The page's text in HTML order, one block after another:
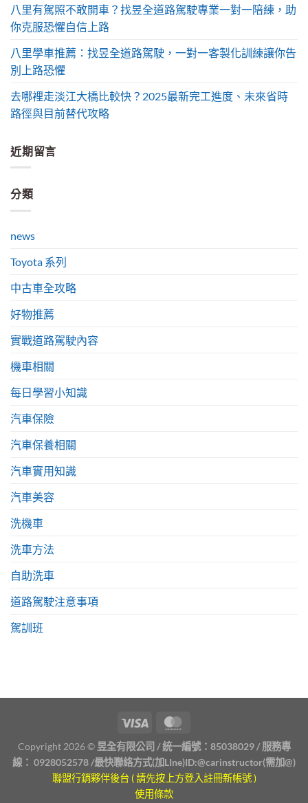
八里有駕照不敢開車？找昱全道路駕駛專業一對一陪練，助
你克服恐懼自信上路
八里學車推薦：找昱全道路駕駛，一對一客製化訓練讓你告
別上路恐懼
去哪裡走淡江大橋比較快？2025最新完工進度、未來省時
路徑與目前替代攻略
近期留言
分類
news
Toyota 系列
中古車全攻略
好物推薦
實戰道路駕駛內容
機車相關
每日學習小知識
汽車保險
汽車保養相關
汽車實用知識
汽車美容
洗機車
洗車方法
自助洗車
道路駕駛注意事項
駕訓班
Copyright 2026 © 昱全有限公司 / 統一編號：85038029 / 服務專
線： 0928052578/最快聯絡方式(加LIne)ID:@carinstructor(需加@)
聯盟行銷夥伴後台 ( 請先按上方登入註冊新帳號 )
使用條款